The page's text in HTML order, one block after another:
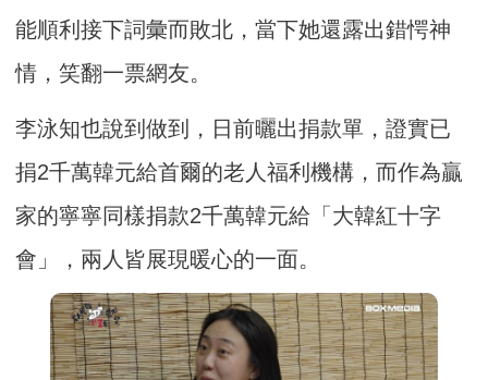
能順利接下詞彙而敗北，當下她還露出錯愕神
情，笑翻一票網友。
李泳知也說到做到，日前曬出捐款單，證實已
捐2千萬韓元給首爾的老人福利機構，而作為贏
家的寧寧同樣捐款2千萬韓元給「大韓紅十字
會」，兩人皆展現暖心的一面。